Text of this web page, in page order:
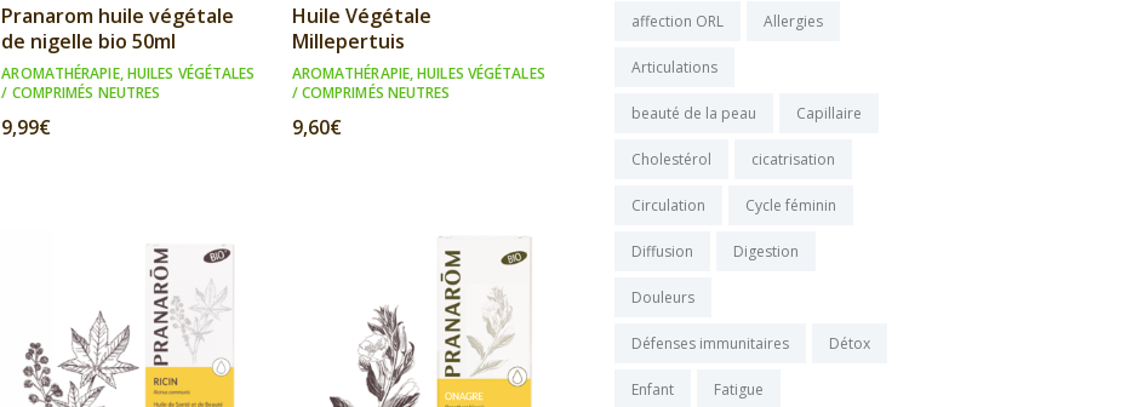
Pranarom huile végétale
de nigelle bio 50ml
AROMATHÉRAPIE,HUILES VÉGÉTALES
/ COMPRIMÉS NEUTRES
9,99€
Huile Végétale
Millepertuis
AROMATHÉRAPIE,HUILES VÉGÉTALES
/ COMPRIMÉS NEUTRES
9,60€
affection ORL Allergies
Articulations
beauté de la peau Capillaire
Cholestérol cicatrisation
Circulation Cycle féminin
Diffusion Digestion
Douleurs
Défenses immunitaires Détox
Enfant Fatigue